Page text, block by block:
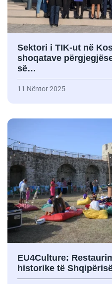
Sektori i TIK-ut në
shoqatave
së…
11 Nëntor 2025
EU4Culture:
historike të